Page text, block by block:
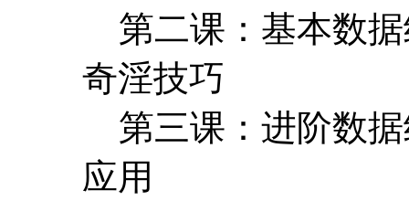
第二课：基本数
奇淫技巧
第三课：进阶数
应用